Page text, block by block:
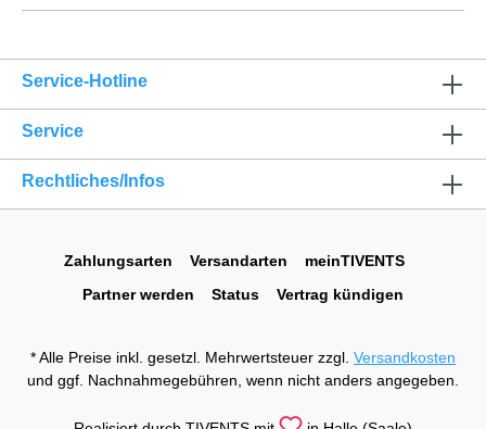
Service-Hotline
Service
Rechtliches/Infos
Zahlungsarten Versandarten
meinTIVENTS
Partner werden
Status Vertrag kündigen
* Alle Preise inkl. gesetzl. Mehrwertsteuer zzgl. Versandkosten
und ggf. Nachnahmegebühren, wenn nicht anders angegeben.